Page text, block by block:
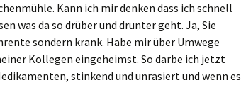
Kann ich mir denken dass ich schnell
was da so drüber und drunter geht. Ja, Sie
sondern krank. Habe mir über Umwege
Kollegen eingeheimst. So darbe ich jetzt
stinkend und unrasiert und wenn es